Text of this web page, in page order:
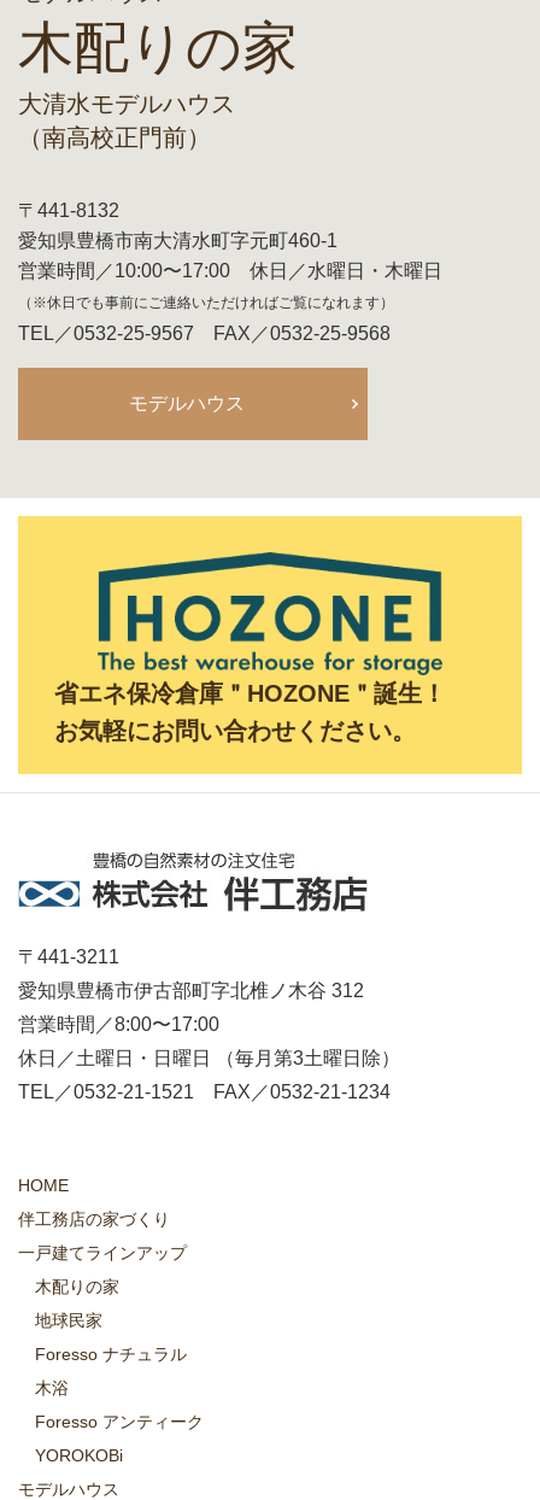
木配りの家
大清水モデルハウス
（南高校正門前）
〒441-8132
愛知県豊橋市南大清水町字元町460-1
営業時間／10:00〜17:00 休日／水曜日・木曜日
（※休日でも事前にご連絡いただければご覧になれます）
TEL／0532-25-9567 FAX／0532-25-9568
モデルハウス
省エネ保冷倉庫＂HOZONE＂誕生！
お気軽にお問い合わせください。
〒441-3211
愛知県豊橋市伊古部町字北椎ノ木谷 312
営業時間／8:00〜17:00
休日／土曜日・日曜日 （毎月第3土曜日除）
TEL／0532-21-1521 FAX／0532-21-1234
HOME
伴工務店の家づくり
一戸建てラインアップ
木配りの家
地球民家
Foresso ナチュラル
木浴
Foresso アンティーク
YOROKOBi
モデルハウス